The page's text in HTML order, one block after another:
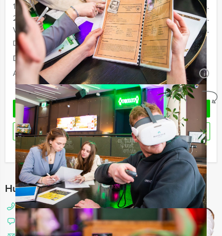
12 - 19 personen
€ 44,50 p.p.
20 - 39 personen
€ 41,50 p.p.
Vanaf 40 personen
€ 37,50 p.p.
De prijzen zijn exclusief BTW
Duur:
2 uur
Aantal:
Minimaal 12 personen i
Geheel vrijblijvend
OFFERTE AANVRAGEN
RESERVEREN
Ik heb een vraag over dit uitje
Hulp nodig bij het kiezen?
088 428 81 10
Chat met Angela